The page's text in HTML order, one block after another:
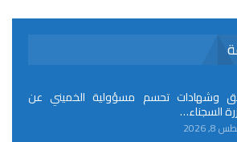
وشهادات تحسم مسؤولية الخميني عن
السجناء…
2026